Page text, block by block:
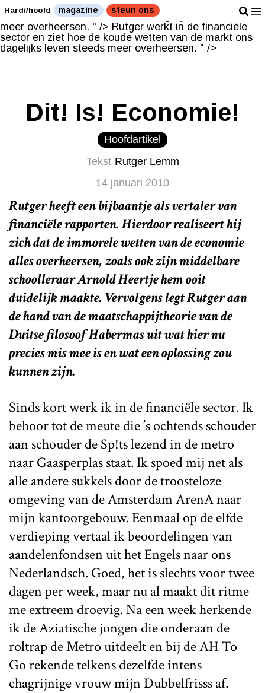
Rutger werkt in de financiële sector en ziet hoe de
koude wetten van de markt ons dagelijks leven steeds
meer overheersen. " /> Rutger werkt in de financiële
sector en ziet hoe de koude wetten van de markt ons
dagelijks leven steeds meer overheersen. " />
Hard//hoofd magazine steun ons
Dit! Is! Economie!
Hoofdartikel
Tekst Rutger Lemm
14 januari 2010
Rutger heeft een bijbaantje als vertaler van
financiële rapporten. Hierdoor realiseert hij
zich dat de immorele wetten van de economie
alles overheersen, zoals ook zijn middelbare
schoolleraar Arnold Heertje hem ooit
duidelijk maakte. Vervolgens legt Rutger aan
de hand van de maatschappijtheorie van de
Duitse filosoof Habermas uit wat hier nu
precies mis mee is en wat een oplossing zou
kunnen zijn.
Sinds kort werk ik in de financiële sector. Ik
behoor tot de meute die ’s ochtends schouder
aan schouder de Sp!ts lezend in de metro
naar Gaasperplas staat. Ik spoed mij net als
alle andere sukkels door de troosteloze
omgeving van de Amsterdam ArenA naar
mijn kantoorgebouw. Eenmaal op de elfde
verdieping vertaal ik beoordelingen van
aandelenfondsen uit het Engels naar ons
Nederlandsch. Goed, het is slechts voor twee
dagen per week, maar nu al maakt dit ritme
me extreem droevig. Na een week herkende
ik de Aziatische jongen die onderaan de
roltrap de Metro uitdeelt en bij de AH To
Go rekende telkens dezelfde intens
chagrijnige vrouw mijn Dubbelfrisss af.